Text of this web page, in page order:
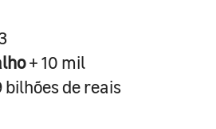
+ 10 mil
bilhões de reais